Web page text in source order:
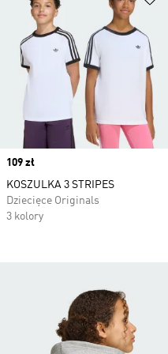
Price
109 zł
KOSZULKA 3 STRIPES
Dziecięce Originals
3 kolory